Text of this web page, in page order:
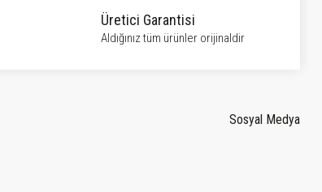
Üretici Garantisi
Aldığınız tüm ürünler orijinaldir
Sosyal Medya